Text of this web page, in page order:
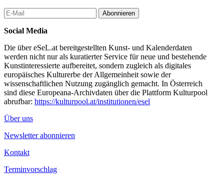
Abonnieren
Social Media
Die über eSeL.at bereitgestellten Kunst- und Kalenderdaten
werden nicht nur als kuratierter Service für neue und bestehende
Kunstinteressierte aufbereitet, sondern zugleich als digitales
europäisches Kulturerbe der Allgemeinheit sowie der
wissenschaftlichen Nutzung zugänglich gemacht. In Österreich
sind diese Europeana-Archivdaten über die Plattform Kulturpool
abrufbar: https://kulturpool.at/institutionen/esel
Über uns
Newsletter abonnieren
Kontakt
Terminvorschlag